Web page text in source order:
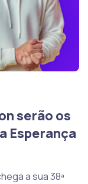
serão os
Esperança
a sua 38ª